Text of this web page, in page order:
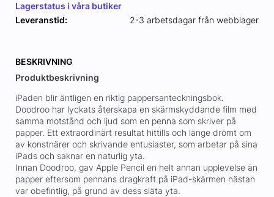
Lagerstatus i våra butiker
Leveranstid:
2-3 arbetsdagar från webblager
BESKRIVNING
Produktbeskrivning
iPaden blir äntligen en riktig pappersanteckningsbok.
Doodroo har lyckats återskapa en skärmskyddande film med
samma motstånd och ljud som en penna som skriver på
papper. Ett extraordinärt resultat hittills och länge drömt om
av konstnärer och skrivande entusiaster, som arbetar på sina
iPads och saknar en naturlig yta.
Innan Doodroo, gav Apple Pencil en helt annan upplevelse än
papper eftersom pennans dragkraft på iPad-skärmen nästan
var obefintlig, på grund av dess släta yta.